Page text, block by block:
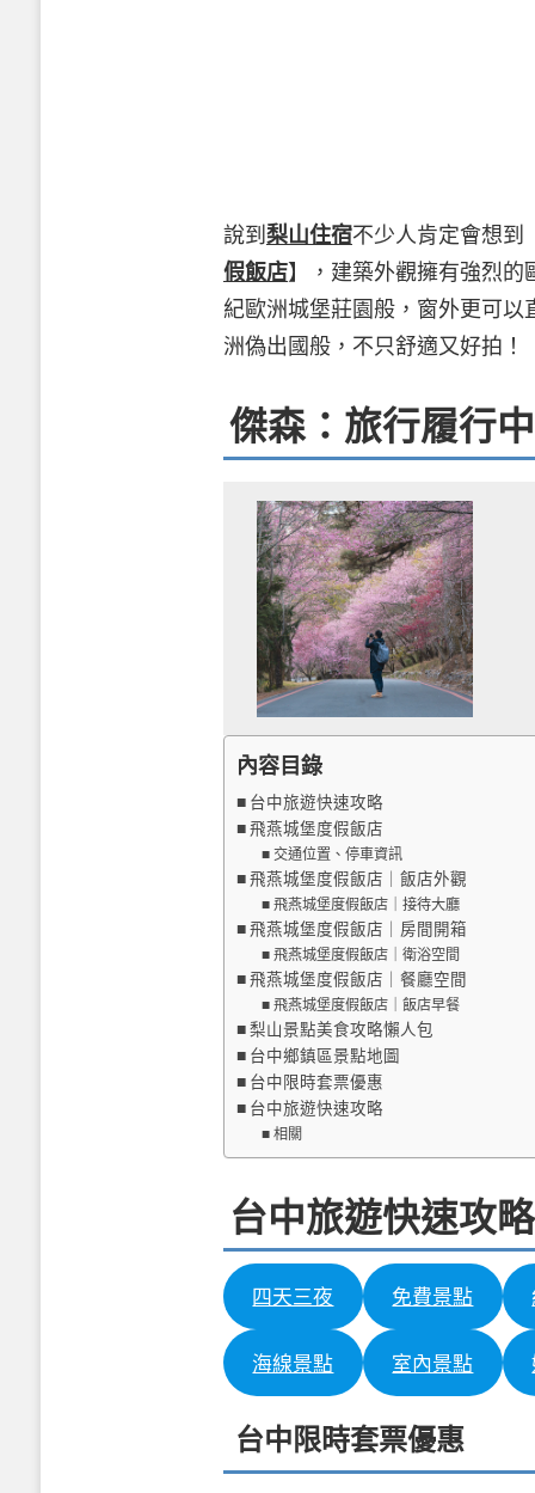
說到 梨山住宿不少人肯定會想到
假飯店】，建築外觀擁有強烈的
紀歐洲城堡莊園般，窗外更可以
洲偽出國般，不只舒適又好拍！
傑森：旅行履行中
內容目錄
台中旅遊快速攻略
飛燕城堡度假飯店
交通位置、停車資訊
飛燕城堡度假飯店｜飯店外觀
飛燕城堡度假飯店｜接待大廳
飛燕城堡度假飯店｜房間開箱
飛燕城堡度假飯店｜衛浴空間
飛燕城堡度假飯店｜餐廳空間
飛燕城堡度假飯店｜飯店早餐
梨山景點美食攻略懶人包
台中鄉鎮區景點地圖
台中限時套票優惠
台中旅遊快速攻略
相關
台中旅遊快速攻略
四天三夜 免費景點
海線景點 室內景點
台中限時套票優惠